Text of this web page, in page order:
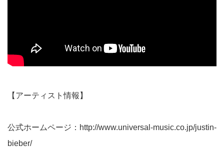
【アーティスト情報】
公式ホームページ： http://www.universal-music.co.jp/justin-
bieber/